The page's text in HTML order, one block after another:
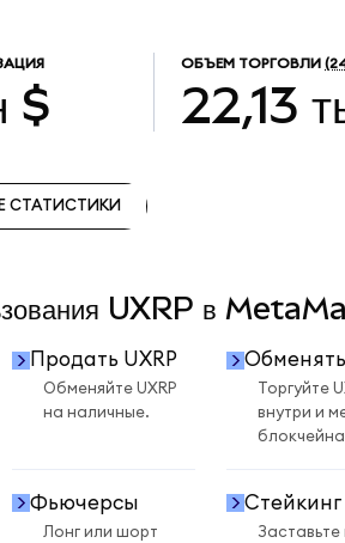
$
ОБЪЕМ ТОРГОВЛИ
22,13
СТАТИСТИКИ
UXRP в
Продать UXRP
Обменяйте UXRP
на наличные.
Обменять
Торгуйте
внутри и
Фьючерсы
Лонг или шорт
Стейкинг